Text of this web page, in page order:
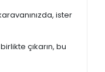
ister
çıkarın, bu